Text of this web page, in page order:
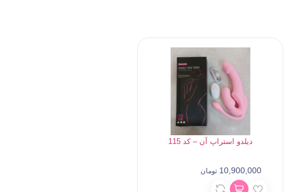
دیلدو استراپ آن – کد 115
10,900,000 تومان